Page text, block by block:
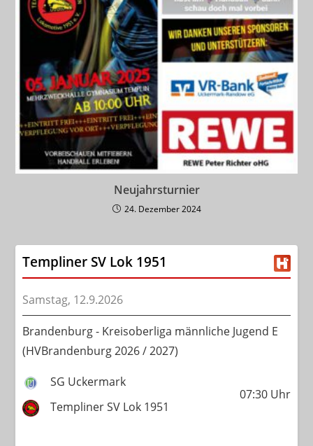
Neujahrsturnier
24. Dezember 2024
Templiner SV Lok 1951
Samstag, 12.9.2026
Brandenburg - Kreisoberliga männliche Jugend E
(HVBrandenburg 2026 / 2027)
SG Uckermark
Templiner SV Lok 1951
07:30Uhr